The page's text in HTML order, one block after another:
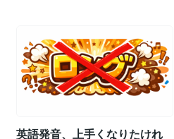
ても有益になるのではないかと思いま
す。まず、発音ですが、これは発音記号
などを見てもわかるように「音声」その
もののことです。日本語にはあまりでて
こない「r」「th」「v」などの英語の音
とで、前にきたり後ろにきたり、ときに
英語発音、上手くなりたけれ